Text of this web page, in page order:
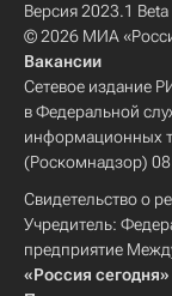
Версия 2023.1 Beta
© 2026 МИА
Вакансии
Сетевое издание
в Федеральной
информационных
(Роскомнадзор)
Свидетельство о
Учредитель:
предприятие
«Россия сегодня»